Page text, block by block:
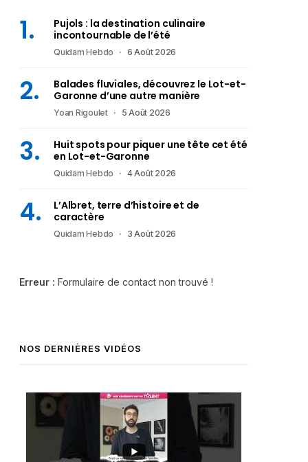
Pujols : la destination culinaire
incontournable de l’été
Quidam Hebdo 6 Août 2026
Balades fluviales, découvrez le Lot-et-
Garonne d’une autre manière
Yoan Rigoulet 5 Août 2026
Huit spots pour piquer une tête cet été
en Lot-et-Garonne
Quidam Hebdo 4 Août 2026
L’Albret, terre d’histoire et de
caractère
Quidam Hebdo 3 Août 2026
Erreur : Formulaire de contact non trouvé !
NOS DERNIÈRES VIDÉOS